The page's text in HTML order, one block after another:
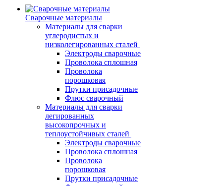
Сварочные материалы
Материалы для сварки
углеродистых и
низколегированных сталей
Электроды сварочные
Проволока сплошная
Проволока
порошковая
Прутки присадочные
Флюс сварочный
Материалы для сварки
легированных
высокопрочных и
теплоустойчивых сталей
Электроды сварочные
Проволока сплошная
Проволока
порошковая
Прутки присадочные